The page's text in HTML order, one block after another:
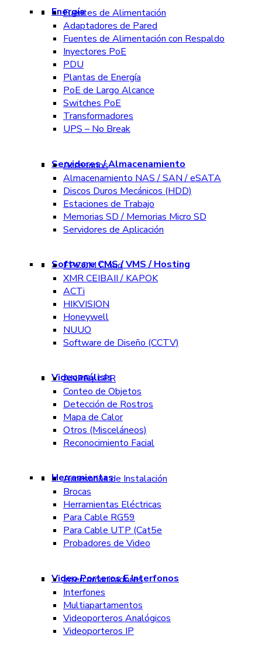
Energía
Fuentes de Alimentación
Adaptadores de Pared
Fuentes de Alimentación con Respaldo
Inyectores PoE
PDU
Plantas de Energía
PoE de Largo Alcance
Switches PoE
Transformadores
UPS – No Break
Servidores / Almacenamiento
Accesorios
Almacenamiento NAS / SAN / eSATA
Discos Duros Mecánicos (HDD)
Estaciones de Trabajo
Memorias SD / Memorias Micro SD
Servidores de Aplicación
Software CMS / VMS / Hosting
EPCOM Cloud
XMR CEIBAII / KAPOK
ACTi
HIKVISION
Honeywell
NUUO
Software de Diseño (CCTV)
Videoanálisis
ANPR / LPR
Conteo de Objetos
Detección de Rostros
Mapa de Calor
Otros (Misceláneos)
Reconocimiento Facial
Herramientas
Accesorios de Instalación
Brocas
Herramientas Eléctricas
Para Cable RG59
Para Cable UTP (Cat5e
Probadores de Video
Video Porteros E Interfonos
Intercomunicadores
Interfones
Multiapartamentos
Videoporteros Analógicos
Videoporteros IP